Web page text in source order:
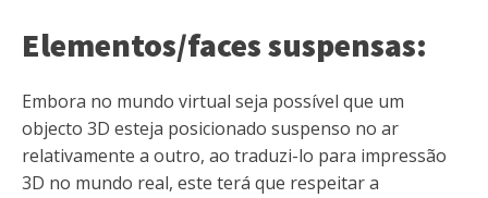
Elementos/faces suspensas:
Embora no mundo virtual seja possível que um
objecto 3D esteja posicionado suspenso no ar
relativamente a outro, ao traduzi-lo para impressão
3D no mundo real, este terá que respeitar a